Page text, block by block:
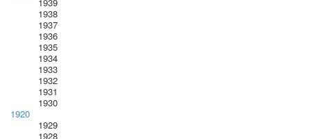
1938
1937
1936
1935
1934
1933
1932
1931
1930
1920
1929
1928